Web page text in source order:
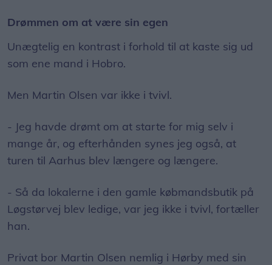
Drømmen om at være sin egen
Unægtelig en kontrast i forhold til at kaste sig ud
som ene mand i Hobro.
Men Martin Olsen var ikke i tvivl.
- Jeg havde drømt om at starte for mig selv i
mange år, og efterhånden synes jeg også, at
turen til Aarhus blev længere og længere.
- Så da lokalerne i den gamle købmandsbutik på
Løgstørvej blev ledige, var jeg ikke i tvivl, fortæller
han.
Privat bor Martin Olsen nemlig i Hørby med sin